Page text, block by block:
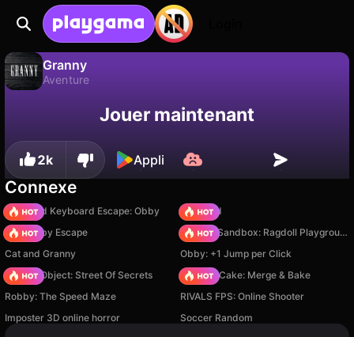
Granny
Aventure
progression !
Non Enregistrer
Jouer maintenant
2k Appli
Connexe
+1 Speed Keyboard Escape: Obby
TB World
Your Obby Escape
Sprunki Sandbox: Ragdoll Playground Mode
Cat and Granny
Obby: +1 Jump per Click
Hidden Object: Street Of Secrets
Piece of Cake: Merge & Bake
Robby: The Speed Maze
RIVALS FPS: Online Shooter
Imposter 3D online horror
Soccer Random